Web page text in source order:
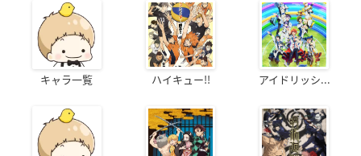
キャラ一覧 ハイキュー!! アイドリッシ...